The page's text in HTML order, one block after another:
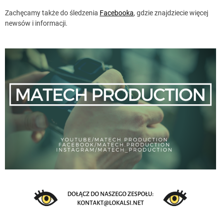
Zachęcamy także do śledzenia Facebooka, gdzie znajdziecie więcej
newsów i informacji.